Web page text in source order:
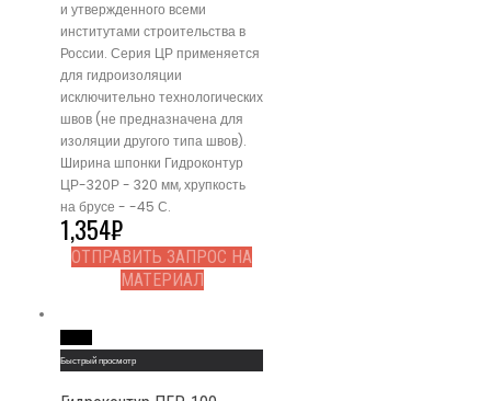
и утвержденного всеми
институтами строительства в
России. Серия ЦР применяется
для гидроизоляции
исключительно технологических
швов (не предназначена для
изоляции другого типа швов).
Ширина шпонки Гидроконтур
ЦР-320Р - 320 мм, хрупкость
на брусе - -45 С.
1,354₽
ОТПРАВИТЬ ЗАПРОС НА
МАТЕРИАЛ
Быстрый просмотр